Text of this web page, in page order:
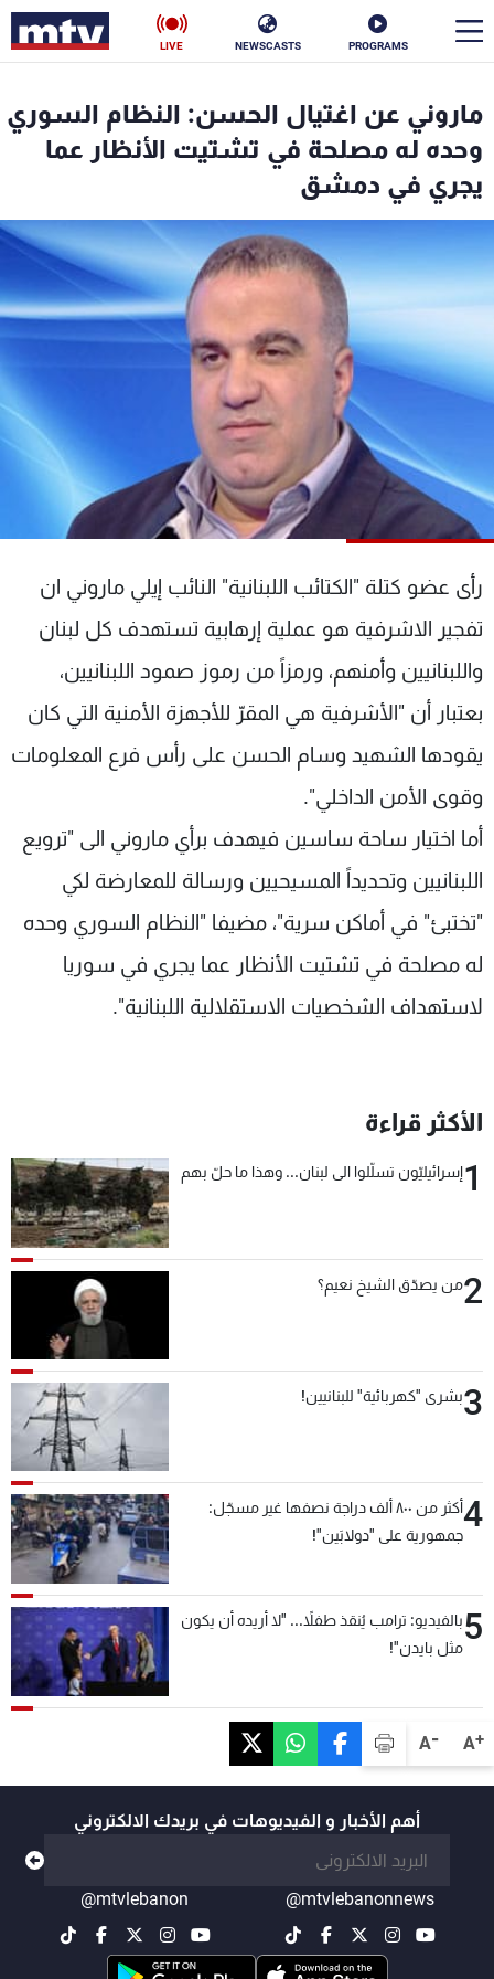
PROGRAMS
NEWSCASTS
LIVE
A+
A-
ماروني عن اغتيال الحسن: النظام السوري
وحده له مصلحة في تشتيت الأنظار عما
يجري في دمشق
رأى عضو كتلة "الكتائب اللبنانية" النائب إيلي ماروني ان
تفجير الاشرفية هو عملية إرهابية تستهدف كل لبنان
واللبنانيين وأمنهم، ورمزاً من رموز صمود اللبنانيين،
بعتبار أن "الأشرفية هي المقرّ للأجهزة الأمنية التي كان
يقودها الشهيد وسام الحسن على رأس فرع المعلومات
وقوى الأمن الداخلي".
أما اختيار ساحة ساسين فيهدف برأي ماروني الى "ترويع
اللبنانيين وتحديداً المسيحيين ورسالة للمعارضة لكي
"تختبئ" في أماكن سرية"، مضيفا "النظام السوري وحده
له مصلحة في تشتيت الأنظار عما يجري في سوريا
لاستهداف الشخصيات الاستقلالية اللبنانية".
الأكثر قراءة
1إسرائيليّون تسلّلوا الى لبنان... وهذا ما حلّ بهم
2من يصدّق الشيخ نعيم؟
3بشرى "كهربائية" للبنانيين!
4
أكثر من ٨٠٠ ألف دراجة نصفها غير مسجّل:
جمهورية على "دولابَين"!
5بالفيديو: ترامب يُنقذ طفلاً... "لا أريده أن يكون
مثل بايدن"!
أهم الأخبار و الفيديوهات في بريدك الالكتروني
@mtvlebanonnews
@mtvlebanon
سياسة
إقتصاد فن
منوعات رياضة
كأس العالم
البرامج
جدول البرامج
شاهد البرامج
الترددات
عن MTV
الإنـتـاج
لاعلاناتكم
وظائف
تواصل معنا
شروط الإسـتخدام